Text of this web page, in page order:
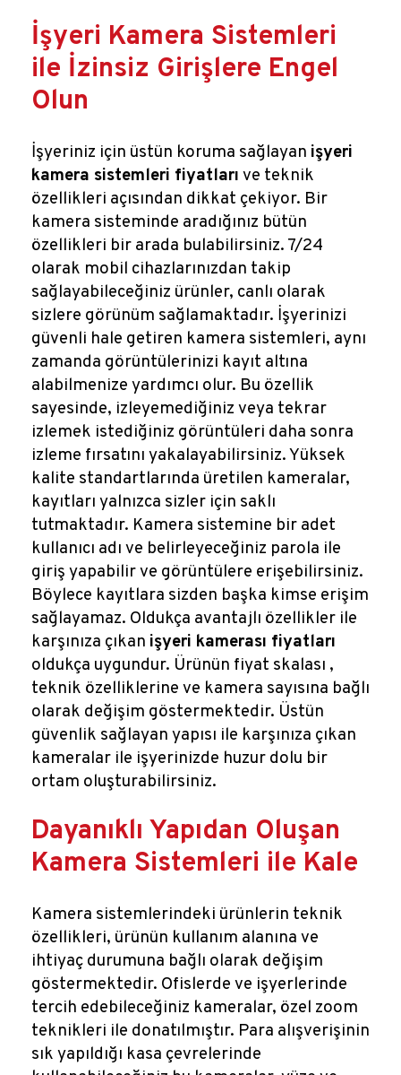
İşyeri Kamera Sistemleri
ile İzinsiz Girişlere Engel
Olun
İşyeriniz için üstün koruma sağlayan işyeri
kamera sistemleri fiyatları ve teknik
özellikleri açısından dikkat çekiyor. Bir
kamera sisteminde aradığınız bütün
özellikleri bir arada bulabilirsiniz. 7/24
olarak mobil cihazlarınızdan takip
sağlayabileceğiniz ürünler, canlı olarak
sizlere görünüm sağlamaktadır. İşyerinizi
güvenli hale getiren kamera sistemleri, aynı
zamanda görüntülerinizi kayıt altına
alabilmenize yardımcı olur. Bu özellik
sayesinde, izleyemediğiniz veya tekrar
izlemek istediğiniz görüntüleri daha sonra
izleme fırsatını yakalayabilirsiniz. Yüksek
kalite standartlarında üretilen kameralar,
kayıtları yalnızca sizler için saklı
tutmaktadır. Kamera sistemine bir adet
kullanıcı adı ve belirleyeceğiniz parola ile
giriş yapabilir ve görüntülere erişebilirsiniz.
Böylece kayıtlara sizden başka kimse erişim
sağlayamaz. Oldukça avantajlı özellikler ile
karşınıza çıkan işyeri kamerası fiyatları
oldukça uygundur. Ürünün fiyat skalası ,
teknik özelliklerine ve kamera sayısına bağlı
olarak değişim göstermektedir. Üstün
güvenlik sağlayan yapısı ile karşınıza çıkan
kameralar ile işyerinizde huzur dolu bir
ortam oluşturabilirsiniz.
Dayanıklı Yapıdan Oluşan
Kamera Sistemleri ile Kale
Kamera sistemlerindeki ürünlerin teknik
özellikleri, ürünün kullanım alanına ve
ihtiyaç durumuna bağlı olarak değişim
göstermektedir. Ofislerde ve işyerlerinde
tercih edebileceğiniz kameralar, özel zoom
teknikleri ile donatılmıştır. Para alışverişinin
sık yapıldığı kasa çevrelerinde